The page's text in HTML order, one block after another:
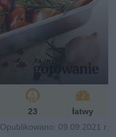
23
łatwy
Opublikowano: 09.09.2021 r.